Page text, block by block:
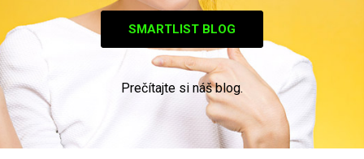
SMARTLIST BLOG
Prečítajte si náš blog.